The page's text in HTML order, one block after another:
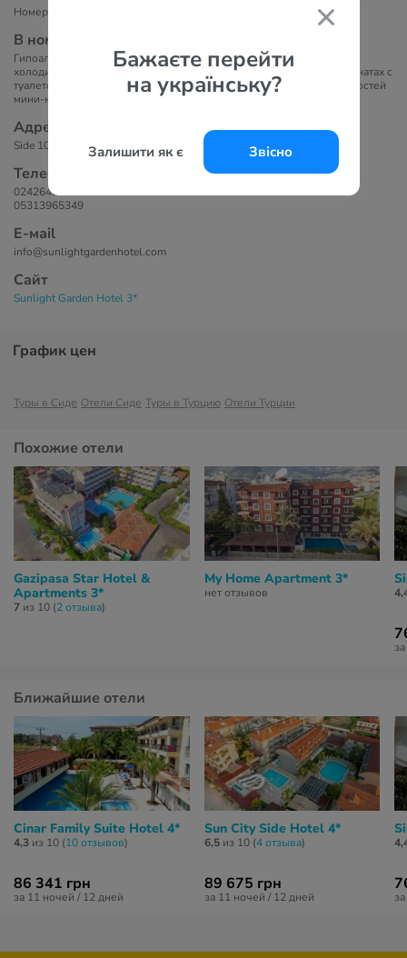
Бажаєте перейти
на українську?
Залишити як є Звісно
Номера в семи 3-этажных и двадцати семи 2-этажных блоках.
В номерах
Гипоаллергенные номера отеля Sunlight Garden оснащены
холодильником, телефоном и сейфом. В собственных ванных комнатах с
туалетом установлен душ. В некоторых номерах в распоряжении гостей
мини-кухня. Из всех номеров открывается вид на сад.
Адрес
Side 1060 st. No:1 P.K. 07600 Antalya/Manavgat
Телефоны
02426420740
05313965349
Е-маil
info@sunlightgardenhotel.com
Сайт
Sunlight Garden Hotel 3*
График цен
Туры в Сиде Отели Сиде Туры в Турцию Отели Турции
Похожие отели
Gazipasa Star Hotel &
Apartments 3*
7 из 10 (2 отзывa)
My Home Apartment 3*
нет отзывов
Ближайшие отели
Cinar Family Suite Hotel 4*
4,3 из 10 (10 отзывов)
86 341 грн
за 11 ночей / 12 дней
Sun City Side Hotel 4*
6,5из 10 (4 отзывa)
89 675 грн
за 11 ночей / 12 дней